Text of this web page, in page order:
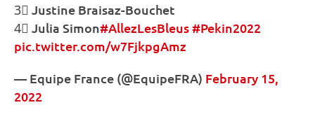
3⃣ Justine Braisaz-Bouchet
4⃣ Julia Simon#AllezLesBleus#Pekin2022
pic.twitter.com/w7FjkpgAmz
— Equipe France (@EquipeFRA) February 15,
2022